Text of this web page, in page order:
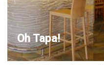
Oh Tapa!